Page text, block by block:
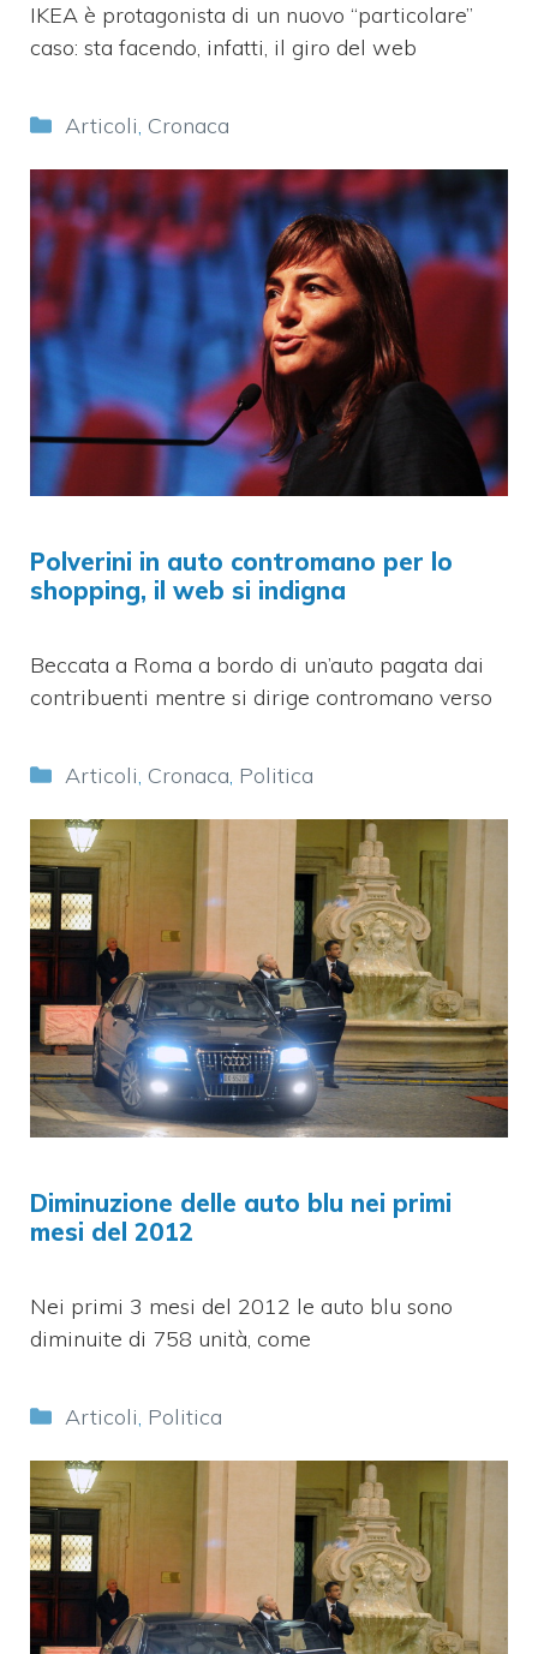
IKEA è protagonista di un nuovo “particolare”
caso: sta facendo, infatti, il giro del web
Categorie
Articoli, Cronaca
Polverini in auto contromano per lo
shopping, il web si indigna
Beccata a Roma a bordo di un’auto pagata dai
contribuenti mentre si dirige contromano verso
Categorie
Articoli Cronaca Politica
Diminuzione delle auto blu nei primi
mesi del 2012
Nei primi 3 mesi del 2012 le auto blu sono
diminuite di 758 unità, come
Categorie
Articoli, Politica